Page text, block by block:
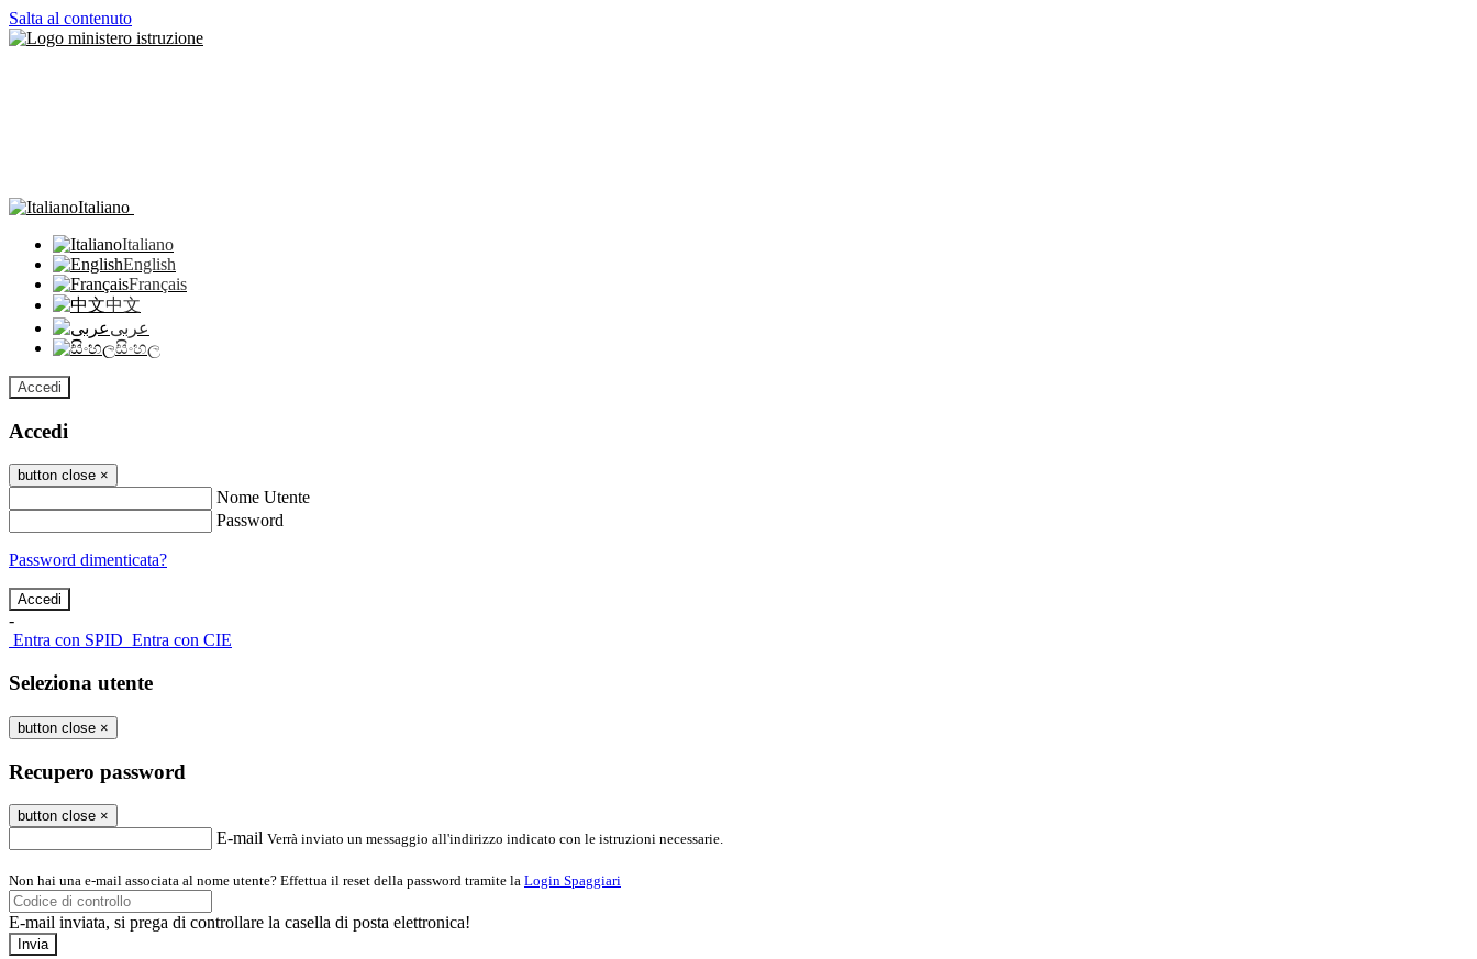
Salta al contenuto
Italiano
Italiano
English
Français
中文
عربى
සිංහල
Accedi
Accedi
button close ×
Nome Utente
Password
Password dimenticata?
-
Entra con SPID Entra con CIE
Seleziona utente
button close ×
Recupero password
button close ×
E-mail Verrà inviato un messaggio all'indirizzo indicato con le istruzioni necessarie.
Non hai una e-mail associata al nome utente? Effettua il reset della password tramite la Login Spaggiari
E-mail inviata, si prega di controllare la casella di posta elettronica!